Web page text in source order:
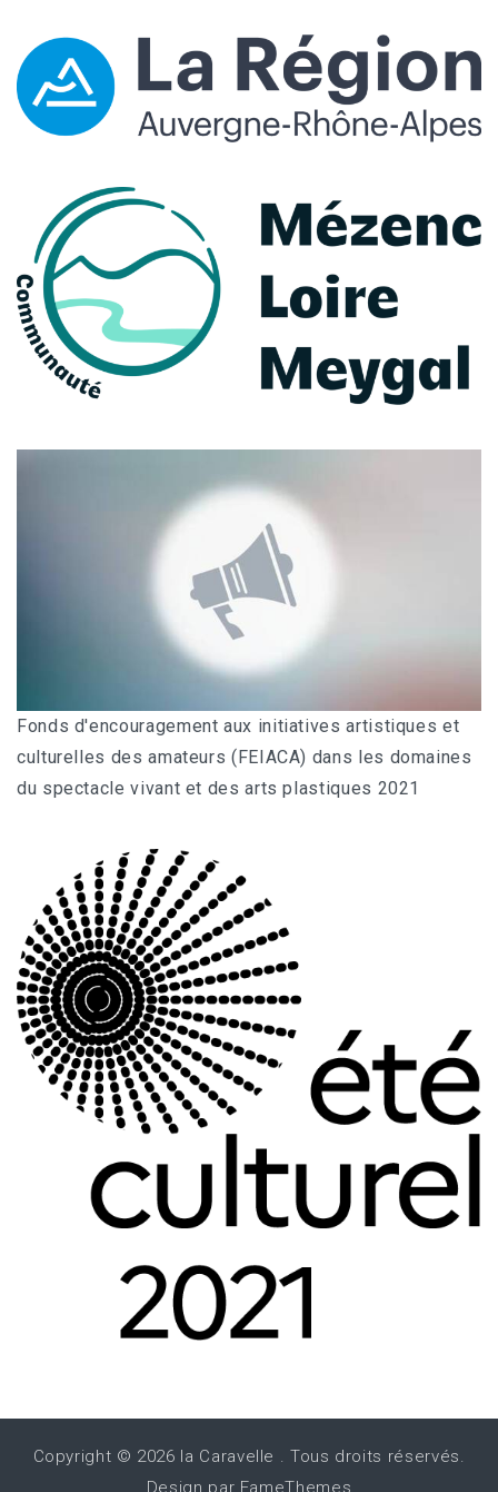
Fonds d'encouragement aux initiatives artistiques et
culturelles des amateurs (FEIACA) dans les domaines
du spectacle vivant et des arts plastiques 2021
Copyright © 2026 la Caravelle . Tous droits réservés.
Design par FameThemes